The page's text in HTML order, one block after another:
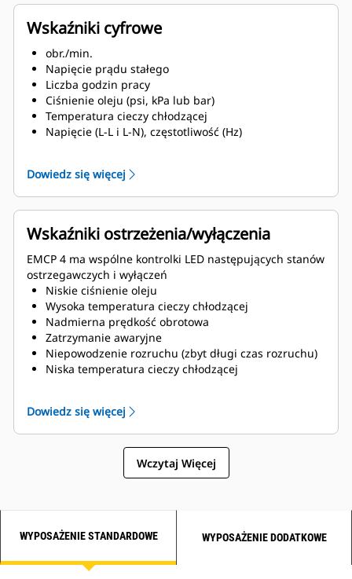
zasilania
Wskaźniki cyfrowe
obr./min.
Napięcie prądu stałego
Liczba godzin pracy
Ciśnienie oleju (psi, kPa lub bar)
Temperatura cieczy chłodzącej
Napięcie (L-L i L-N), częstotliwość (Hz)
Dowiedz się więcej
Wskaźniki ostrzeżenia/wyłączenia
EMCP 4 ma wspólne kontrolki LED następujących stanów
ostrzegawczych i wyłączeń
Niskie ciśnienie oleju
Wysoka temperatura cieczy chłodzącej
Nadmierna prędkość obrotowa
Zatrzymanie awaryjne
Niepowodzenie rozruchu (zbyt długi czas rozruchu)
Niska temperatura cieczy chłodzącej
Dowiedz się więcej
Wczytaj Więcej
WYPOSAŻENIE STANDARDOWE WYPOSAŻENIE DODATKOWE